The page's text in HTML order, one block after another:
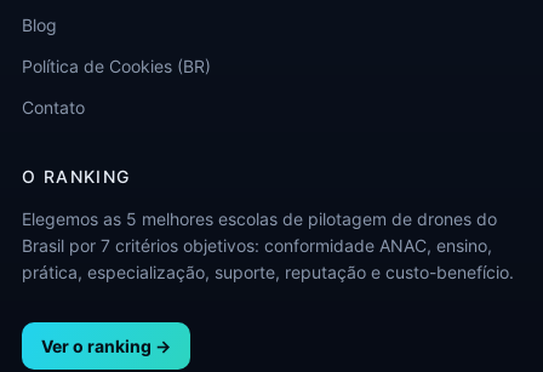
Blog
Política de Cookies (BR)
Contato
O RANKING
Elegemos as 5 melhores escolas de pilotagem de drones do
Brasil por 7 critérios objetivos: conformidade ANAC, ensino,
prática, especialização, suporte, reputação e custo-benefício.
Ver o ranking →